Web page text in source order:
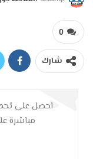
0
شارك
احصل على
مباشرة